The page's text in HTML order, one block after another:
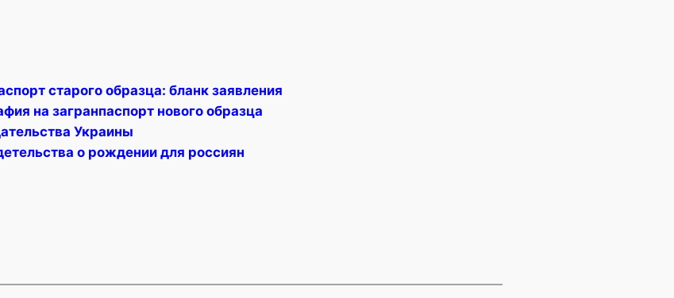
старого образца: бланк заявления
на загранпаспорт нового образца
Украины
о рождении для россиян